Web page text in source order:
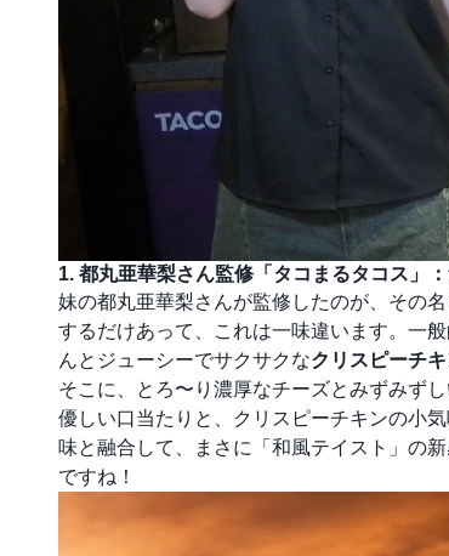
1. 都丸亜華梨さん監修「タコまるタコス」
妹の都丸亜華梨さんが監修したのが、その名
するだけあって、これは一味違います。一
んとジューシーでサクサクなクリスピーチ
そこに、とろ〜り濃厚なチーズとみずみず
優しい口当たりと、クリスピーチキンの小
味と融合して、まさに「和風テイスト」の
ですね！